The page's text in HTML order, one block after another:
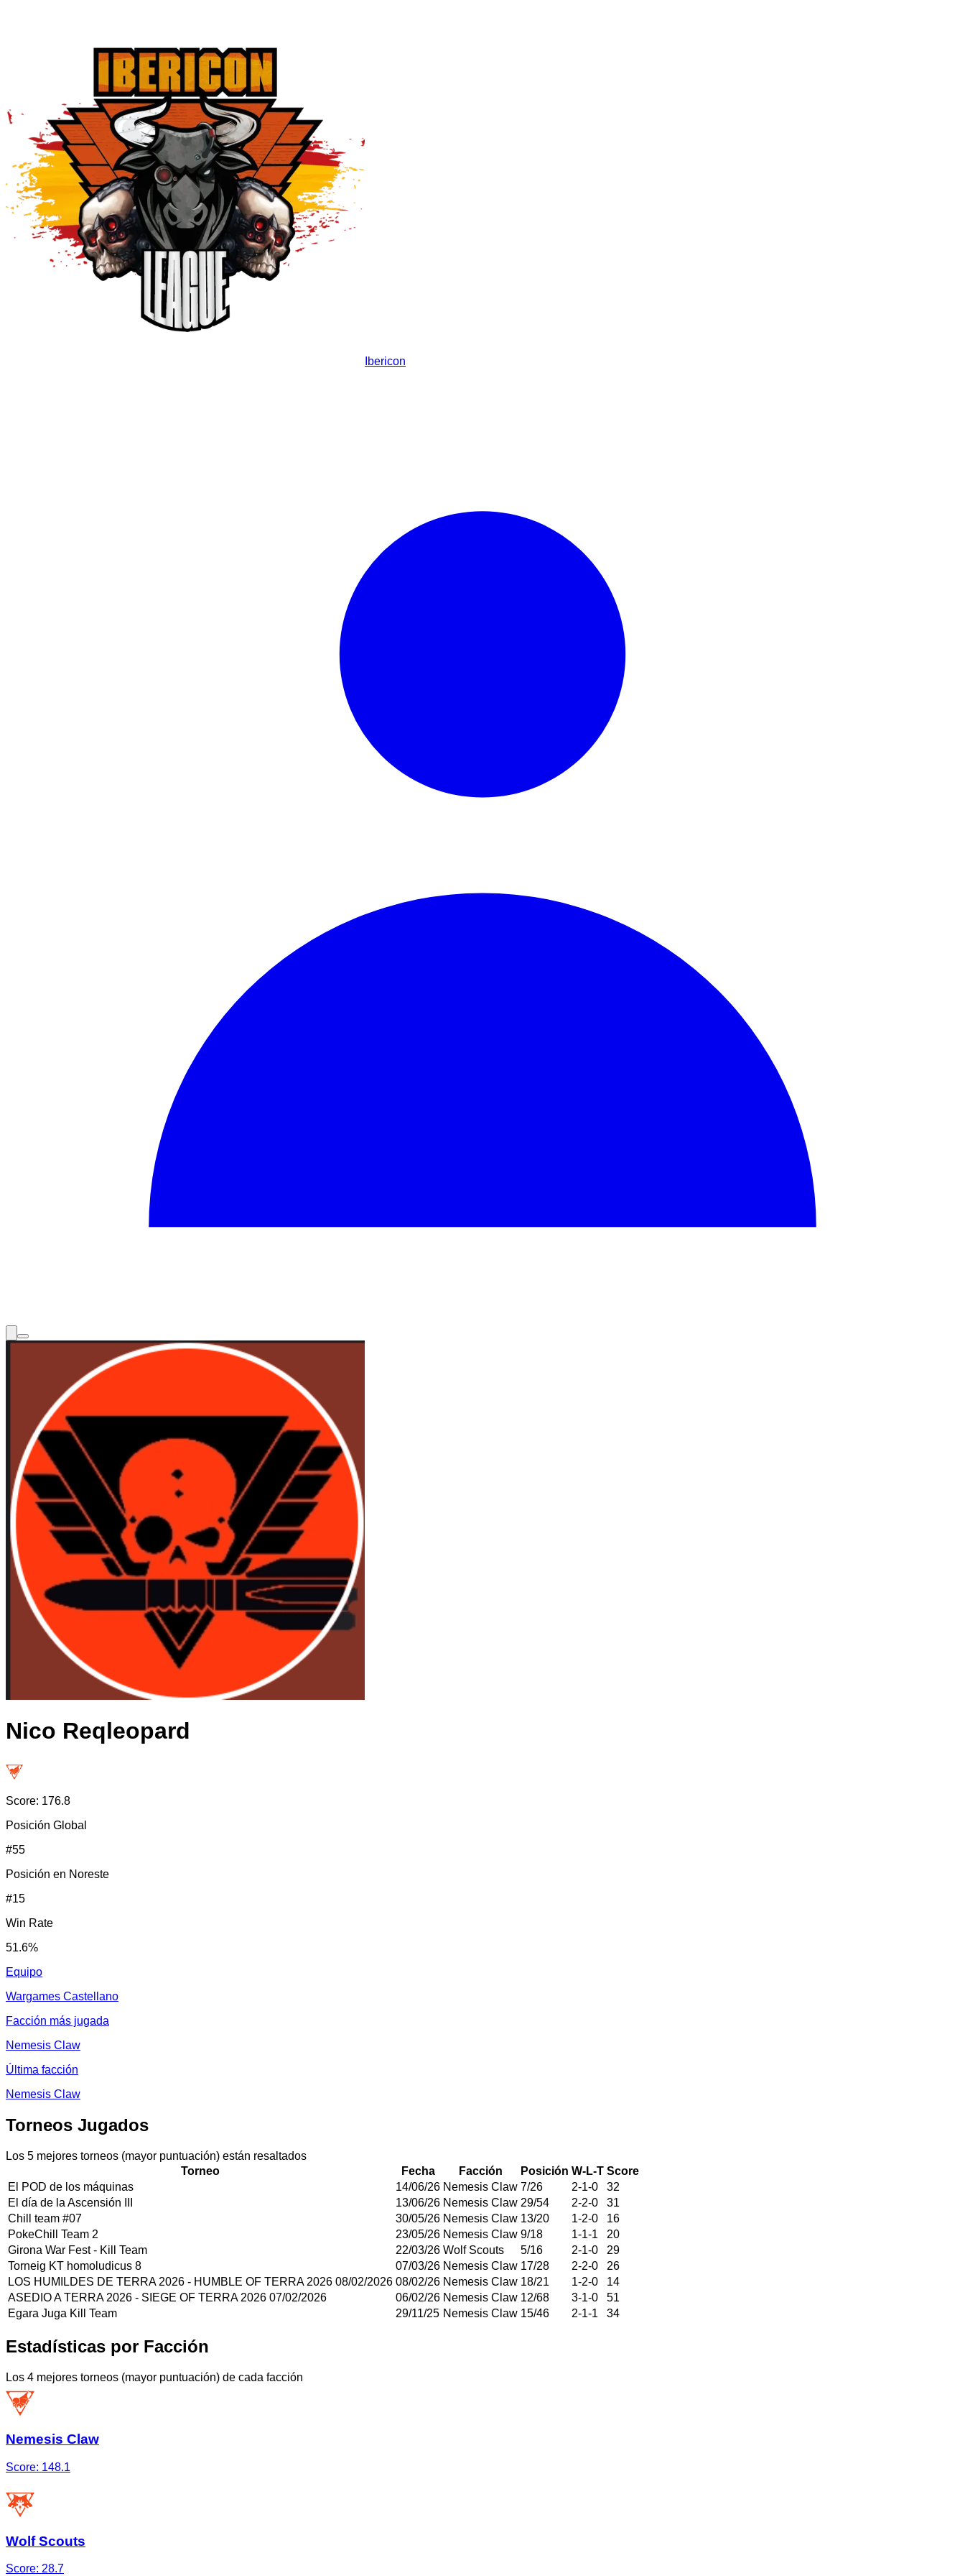
Ibericon
Nico Reqleopard
Score: 176.8
Posición Global
#55
Posición en Noreste
#15
Win Rate
51.6%
Equipo
Wargames Castellano
Facción más jugada
Nemesis Claw
Última facción
Nemesis Claw
Torneos Jugados
Los 5 mejores torneos (mayor puntuación) están resaltados
Torneo
Fecha Facción Posición W-L-T Score
El POD de los máquinas
14/06/26 Nemesis Claw 7/26 2-1-0
32
El día de la Ascensión III
13/06/26 Nemesis Claw 29/54 2-2-0
31
Chill team #07
30/05/26 Nemesis Claw 13/20 1-2-0
16
PokeChill Team 2
23/05/26 Nemesis Claw 9/18 1-1-1
20
Girona War Fest - Kill Team
22/03/26 Wolf Scouts 5/16 2-1-0
29
Torneig KT homoludicus 8
07/03/26 Nemesis Claw 17/28 2-2-0
26
LOS HUMILDES DE TERRA 2026 - HUMBLE OF TERRA 2026 08/02/2026 08/02/26 Nemesis Claw 18/21 1-2-0
14
ASEDIO A TERRA 2026 - SIEGE OF TERRA 2026 07/02/2026
06/02/26 Nemesis Claw 12/68 3-1-0
51
Egara Juga Kill Team
29/11/25 Nemesis Claw 15/46 2-1-1 34
Estadísticas por Facción
Los 4 mejores torneos (mayor puntuación) de cada facción
Nemesis Claw
Score: 148.1
Wolf Scouts
Score: 28.7